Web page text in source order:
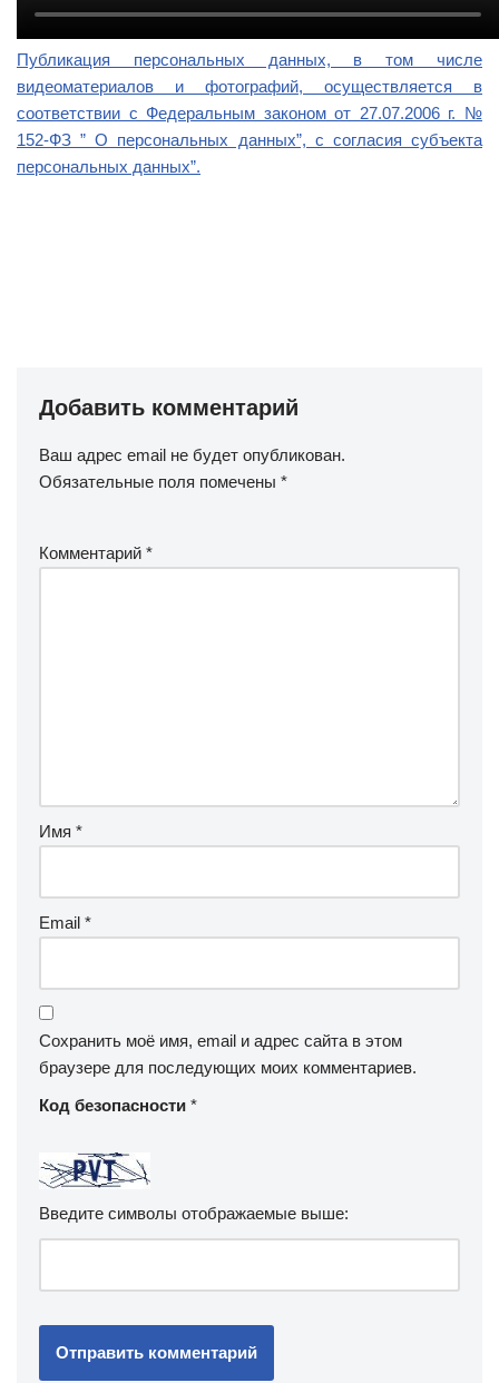
Публикация персональных данных, в том числе
видеоматериалов и фотографий, осуществляется в
соответствии с Федеральным законом от 27.07.2006 г. №
152-ФЗ ” О персональных данных”, с согласия субъекта
персональных данных”.
Добавить комментарий
Ваш адрес email не будет опубликован.
Обязательные поля помечены *
Комментарий *
Имя *
Email *
Сохранить моё имя, email и адрес сайта в этом
браузере для последующих моих комментариев.
Код безопасности *
Введите символы отображаемые выше: